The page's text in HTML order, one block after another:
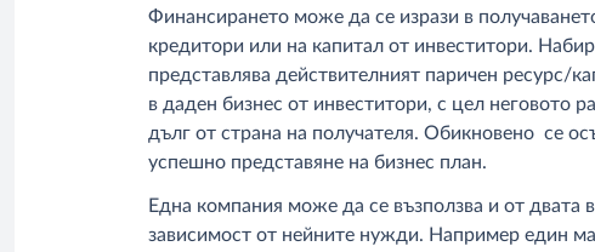
Финансирането може да се изрази в
кредитори или на капитал от инвеститори.
представлява действителният паричен ресурс/
в даден бизнес от инвеститори, с цел неговото
дълг от страна на получателя. Обикновено се
успешно представяне на бизнес план.
Една компания може да се възползва и от двата
зависимост от нейните нужди. Например един